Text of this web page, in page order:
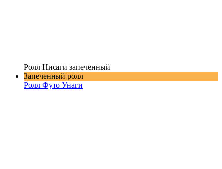
Ролл Нисаги запеченный
Запеченный ролл
Ролл Футо Унаги